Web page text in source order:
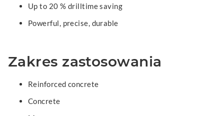
Up to 20 % drilltime saving
Powerful, precise, durable
Zakres zastosowania
Reinforced concrete
Concrete